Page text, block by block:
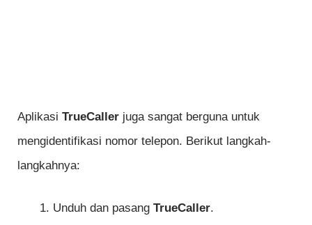
Aplikasi TrueCaller juga sangat berguna untuk
mengidentifikasi nomor telepon. Berikut langkah-
langkahnya:
Unduh dan pasang TrueCaller.